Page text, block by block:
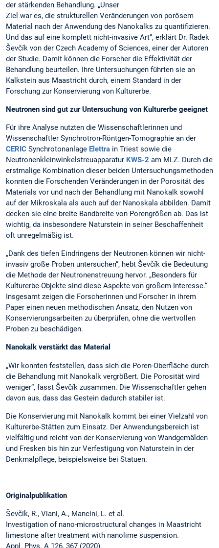
der stärkenden Behandlung. „Unser
Ziel war es, die strukturellen Veränderungen von porösem
Material nach der Anwendung des Nanokalks zu quantifizieren.
Und das auf eine komplett nicht-invasive Art“, erklärt Dr. Radek
Ševčík von der Czech Academy of Sciences, einer der Autoren
der Studie. Damit können die Forscher die Effektivität der
Behandlung beurteilen. Ihre Untersuchungen führten sie an
Kalkstein aus Maastricht durch, einem Standard in der
Forschung zur Konservierung von Kulturerbe.
Neutronen sind gut zur Untersuchung von Kulturerbe geeignet
Für ihre Analyse nutzten die Wissenschaftlerinnen und
Wissenschaftler Synchrotron-Röntgen-Tomographie an der
CERIC Synchrotonanlage Elettra in Triest sowie die
Neutronenkleinwinkelstreuapparatur KWS-2 am MLZ. Durch die
erstmalige Kombination dieser beiden Untersuchungsmethoden
konnten die Forschenden Veränderungen in der Porosität des
Materials vor und nach der Behandlung mit Nanokalk sowohl
auf der Mikroskala als auch auf der Nanoskala abbilden. Damit
decken sie eine breite Bandbreite von Porengrößen ab. Das ist
wichtig, da insbesondere Naturstein in seiner Beschaffenheit
oft unregelmäßig ist.
„Dank des tiefen Eindringens der Neutronen können wir nicht-
invasiv große Proben untersuchen“, hebt Ševčík die Bedeutung
die Methode der Neutronenstreuung hervor. „Besonders für
Kulturerbe-Objekte sind diese Aspekte von großem Interesse.“
Insgesamt zeigen die Forscherinnen und Forscher in ihrem
Paper einen neuen methodischen Ansatz, den Nutzen von
Konservierungsarbeiten zu überprüfen, ohne die wertvollen
Proben zu beschädigen.
Nanokalk verstärkt das Material
„Wir konnten feststellen, dass sich die Poren-Oberfläche durch
die Behandlung mit Nanokalk vergrößert. Die Porosität wird
weniger“, fasst Ševčík zusammen. Die Wissenschaftler gehen
davon aus, dass das Gestein dadurch stabiler ist.
Die Konservierung mit Nanokalk kommt bei einer Vielzahl von
Kulturerbe-Stätten zum Einsatz. Der Anwendungsbereich ist
vielfältig und reicht von der Konservierung von Wandgemälden
und Fresken bis hin zur Verfestigung von Naturstein in der
Denkmalpflege, beispielsweise bei Statuen.
Originalpublikation
Ševčík, R., Viani, A., Mancini, L. et al.
Investigation of nano-microstructural changes in Maastricht
limestone after treatment with nanolime suspension.
Appl. Phys. A 126, 367 (2020).